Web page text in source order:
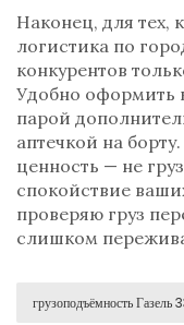
Наконец, для тех,
логистика по
конкурентов
Удобно оформить
парой
аптечкой на
ценность — не
спокойствие
проверяю груз
слишком
грузоподъёмность Газель